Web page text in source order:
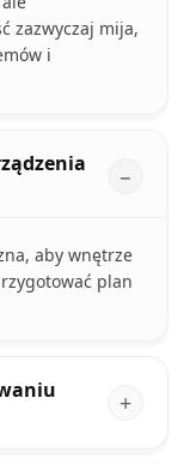
zazwyczaj mija,
i
aby wnętrze
plan